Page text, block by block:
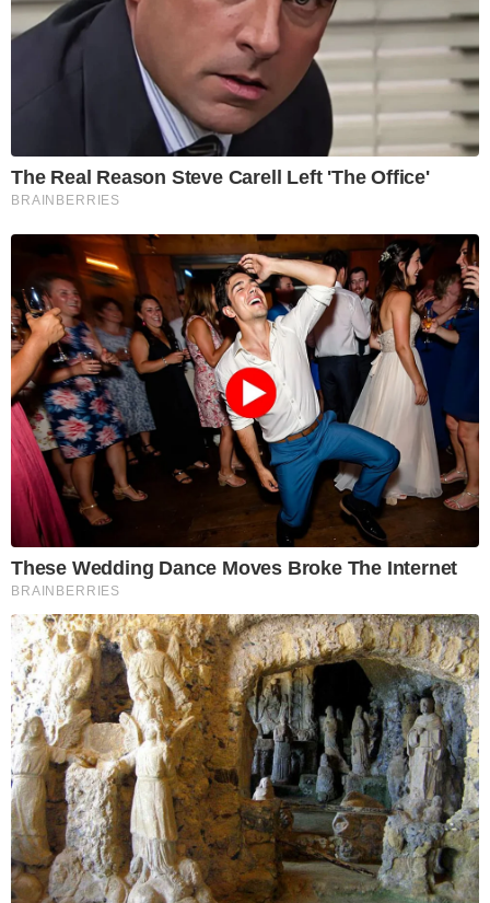
The Real Reason Steve Carell Left 'The Office'
BRAINBERRIES
These Wedding Dance Moves Broke The Internet
BRAINBERRIES